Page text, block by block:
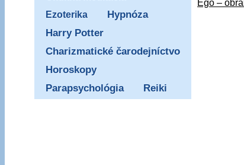
Ego –
Ezoterika
Hypnóza
Harry Potter
Charizmatické čarodejníctvo
Horoskopy
Parapsychológia
Reiki